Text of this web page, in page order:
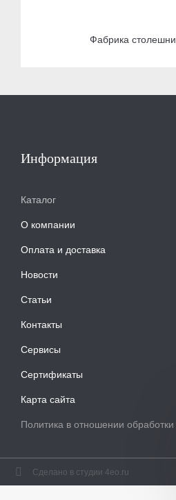
Фабрика
Информация
Каталог
О компании
Оплата и доставка
Новости
Статьи
Контакты
Сервисы
Сертификаты
Карта сайта
Политика в отношении
Сделано в студии 4eo.ru